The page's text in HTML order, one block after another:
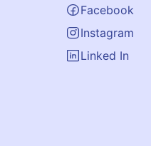
Facebook
Instagram
Linked In